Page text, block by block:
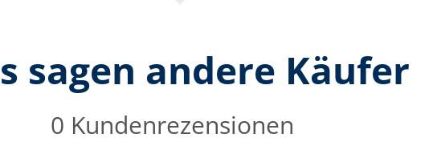
sagen andere Käufer
0 Kundenrezensionen